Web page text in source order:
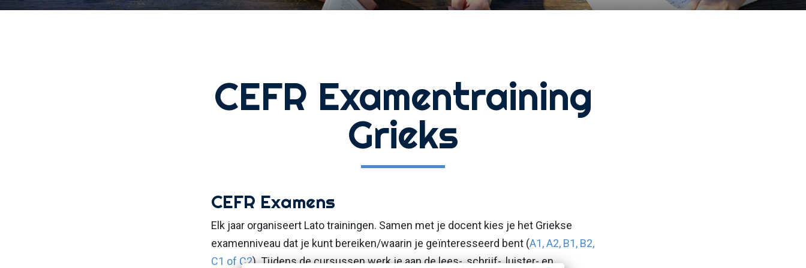
CEFR Examentraining
Grieks
CEFR Examens
Elk jaar organiseert Lato trainingen. Samen met je docent kies je het Griekse
examenniveau dat je kunt bereiken/waarin je geïnteresseerd bent (A1, A2, B1, B2,
C1 of C2). Tijdens de cursussen werk je aan de lees-, schrijf-, luister- en